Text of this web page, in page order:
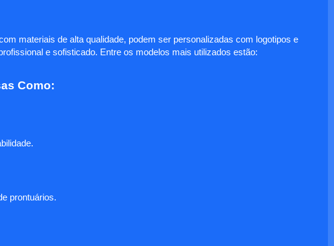
materiais de alta qualidade, podem ser personalizadas com logotipos e
e sofisticado. Entre os modelos mais utilizados estão:
Como:
prontuários.